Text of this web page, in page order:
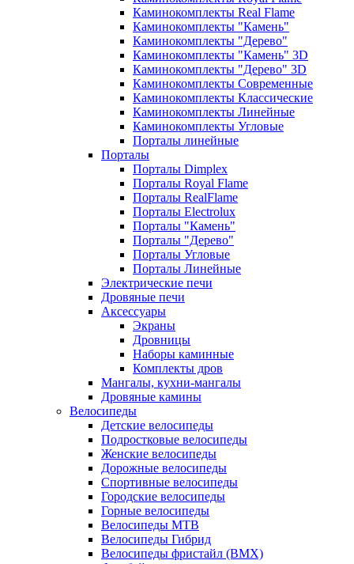
Каминокомплекты Real Flame
Каминокомплекты "Камень"
Каминокомплекты "Дерево"
Каминокомплекты "Камень" 3D
Каминокомплекты "Дерево" 3D
Каминокомплекты Современные
Каминокомплекты Классические
Каминокомплекты Линейные
Каминокомплекты Угловые
Порталы линейные
Порталы
Порталы Dimplex
Порталы Royal Flame
Порталы RealFlame
Порталы Electrolux
Порталы "Камень"
Порталы "Дерево"
Порталы Угловые
Порталы Линейные
Электрические печи
Дровяные печи
Аксессуары
Экраны
Дровницы
Наборы каминные
Комплекты дров
Мангалы, кухни-мангалы
Дровяные камины
Велосипеды
Детские велосипеды
Подростковые велосипеды
Женские велосипеды
Дорожные велосипеды
Спортивные велосипеды
Городские велосипеды
Горные велосипеды
Велосипеды MTB
Велосипеды Гибрид
Велосипеды фристайл (BMX)